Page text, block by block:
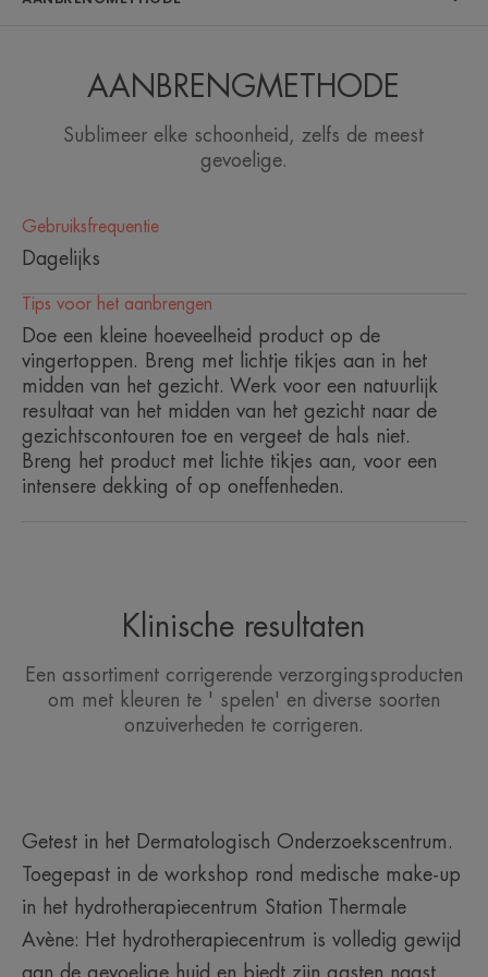
tolerantie voor de meest gevoelige huid.
• FOTOBESCHERMING dankzij de SPF 20
zonnefilters die de gevoelige huid beschermen.
TEXTUUR
De vloeibare, olievrije textuur is gemakkelijk aan te brengen,
voor een natuurlijke, egale en stralende teint.
Geur van de inhoud
Niet geparfumeerd
AANBRENGMETHODE
Sublimeer elke schoonheid, zelfs de meest
gevoelige.
Gebruiksfrequentie
Dagelijks
Tips voor het aanbrengen
Doe een kleine hoeveelheid product op de
vingertoppen. Breng met lichtje tikjes aan in het
midden van het gezicht. Werk voor een natuurlijk
resultaat van het midden van het gezicht naar de
gezichtscontouren toe en vergeet de hals niet.
Breng het product met lichte tikjes aan, voor een
intensere dekking of op oneffenheden.
Klinische resultaten
Een assortiment corrigerende verzorgingsproducten
om met kleuren te ' spelen' en diverse soorten
onzuiverheden te corrigeren.
Getest in het Dermatologisch Onderzoekscentrum.
Toegepast in de workshop rond medische make-up
in het hydrotherapiecentrum Station Thermale
Avène: Het hydrotherapiecentrum is volledig gewijd
aan de gevoelige huid en biedt zijn gasten naast